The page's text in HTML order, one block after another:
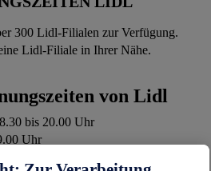
300 Lidl-Filialen zur Verfügung.
Lidl-Filiale in Ihrer Nähe.
von Lidl
bis 20.00 Uhr
Uhr